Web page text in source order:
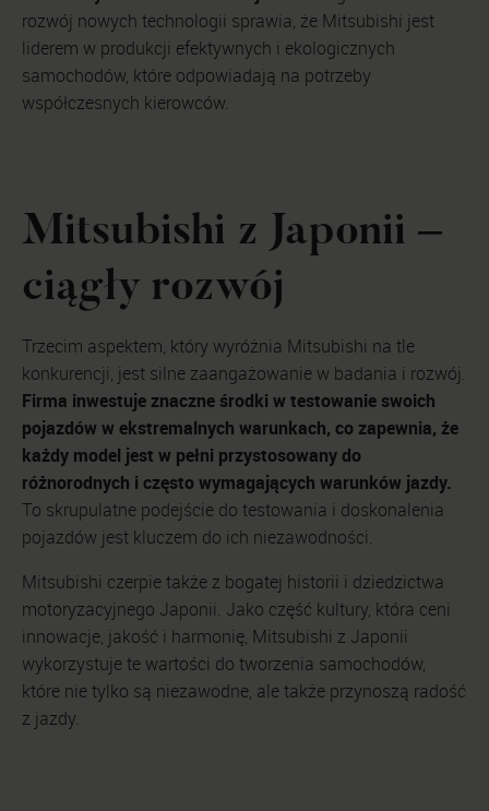
rozwój nowych technologii sprawia, że Mitsubishi jest
liderem w produkcji efektywnych i ekologicznych
samochodów, które odpowiadają na potrzeby
współczesnych kierowców.
Mitsubishi z Japonii –
ciągły rozwój
Trzecim aspektem, który wyróżnia Mitsubishi na tle
konkurencji, jest silne zaangażowanie w badania i rozwój.
Firma inwestuje znaczne środki w testowanie swoich
pojazdów w ekstremalnych warunkach, co zapewnia, że
każdy model jest w pełni przystosowany do
różnorodnych i często wymagających warunków jazdy.
To skrupulatne podejście do testowania i doskonalenia
pojazdów jest kluczem do ich niezawodności.
Mitsubishi czerpie także z bogatej historii i dziedzictwa
motoryzacyjnego Japonii. Jako część kultury, która ceni
innowacje, jakość i harmonię, Mitsubishi z Japonii
wykorzystuje te wartości do tworzenia samochodów,
które nie tylko są niezawodne, ale także przynoszą radość
z jazdy.